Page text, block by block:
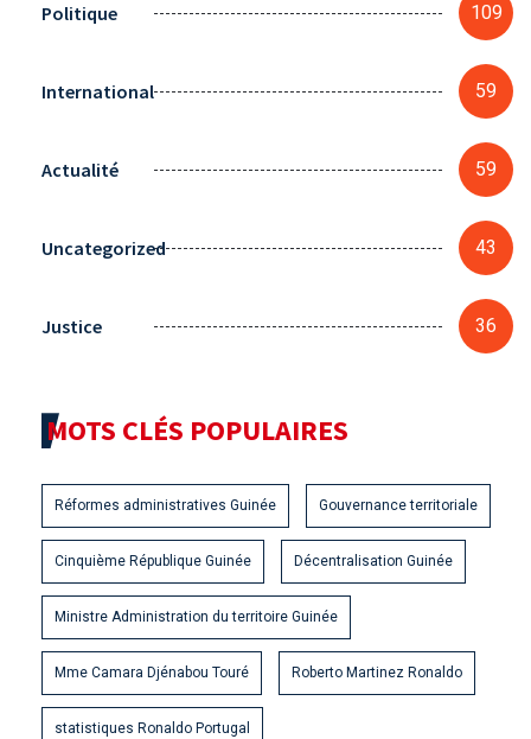
Politique 109
International 59
Actualité 59
Uncategorized 43
Justice 36
MOTS CLÉS POPULAIRES
Réformes administratives Guinée Gouvernance territoriale
Cinquième République Guinée Décentralisation Guinée
Ministre Administration du territoire Guinée
Mme Camara Djénabou Touré Roberto Martinez Ronaldo
statistiques Ronaldo Portugal